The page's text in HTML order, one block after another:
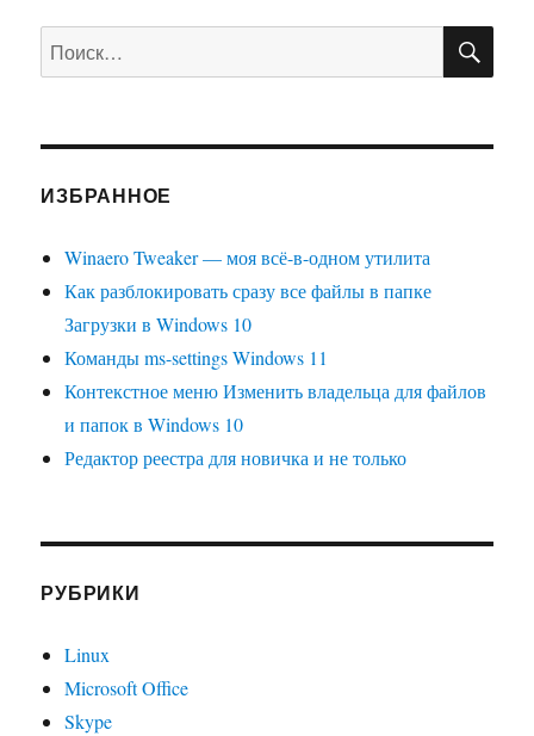
/dev/sdb1
Искать:
ИЗБРАННОЕ
Winaero Tweaker — моя всё-в-одном утилита
Как разблокировать сразу все файлы в папке
Загрузки в Windows 10
Команды ms-settings Windows 11
Контекстное меню Изменить владельца для файлов
и папок в Windows 10
Редактор реестра для новичка и не только
РУБРИКИ
Linux
Microsoft Office
Skype